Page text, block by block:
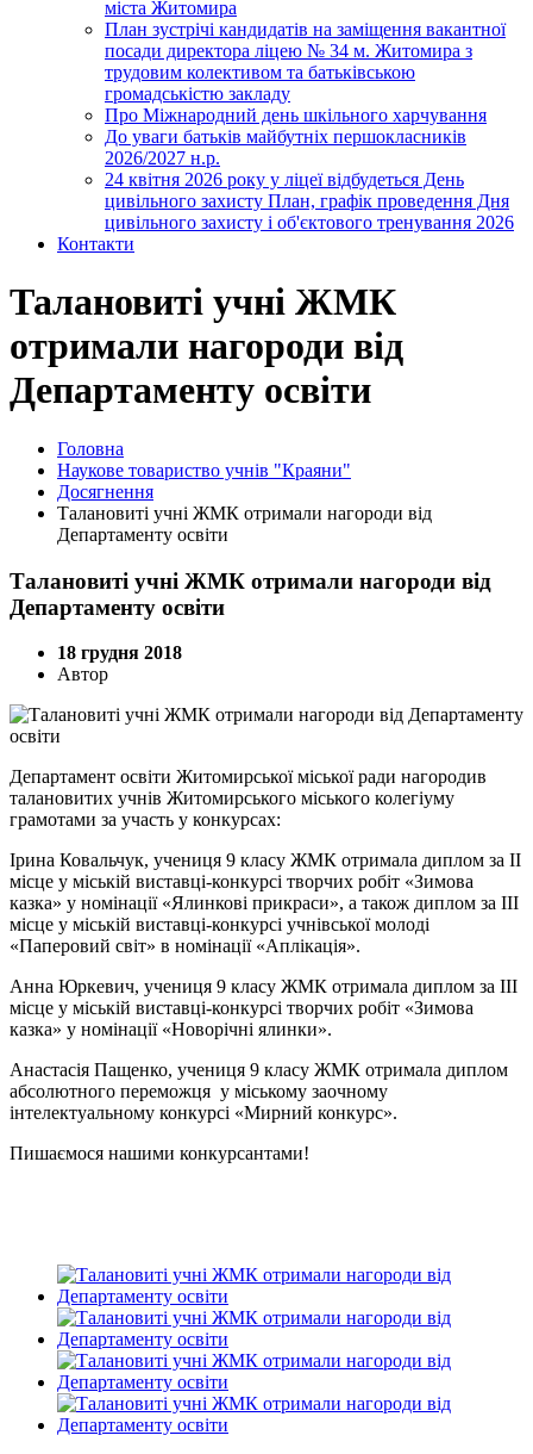
міста Житомира
План зустрічі кандидатів на заміщення вакантної
посади директора ліцею № 34 м. Житомира з
трудовим колективом та батьківською
громадськістю закладу
Про Міжнародний день шкільного харчування
До уваги батьків майбутніх першокласників
2026/2027 н.р.
24 квітня 2026 року у ліцеї відбудеться День
цивільного захисту План, графік проведення Дня
цивільного захисту і об'єктового тренування 2026
Контакти
Талановиті учні ЖМК
отримали нагороди від
Департаменту освіти
Головна
Наукове товариство учнів "Краяни"
Досягнення
Талановиті учні ЖМК отримали нагороди від
Департаменту освіти
Талановиті учні ЖМК отримали нагороди від
Департаменту освіти
18 грудня 2018
Автор
Департамент освіти Житомирської міської ради нагородив
талановитих учнів Житомирського міського колегіуму
грамотами за участь у конкурсах:
Ірина Ковальчук, учениця 9 класу ЖМК отримала диплом за ІІ
місце у міській виставці-конкурсі творчих робіт «Зимова
казка» у номінації «Ялинкові прикраси», а також диплом за ІІІ
місце у міській виставці-конкурсі учнівської молоді
«Паперовий світ» в номінації «Аплікація».
Анна Юркевич, учениця 9 класу ЖМК отримала диплом за ІІІ
місце у міській виставці-конкурсі творчих робіт «Зимова
казка» у номінації «Новорічні ялинки».
Анастасія Пащенко, учениця 9 класу ЖМК отримала диплом
абсолютного переможця у міському заочному
інтелектуальному конкурсі «Мирний конкурс».
Пишаємося нашими конкурсантами!